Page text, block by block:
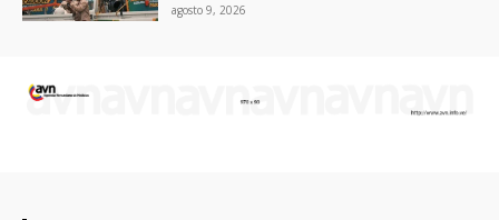
agosto 9, 2026